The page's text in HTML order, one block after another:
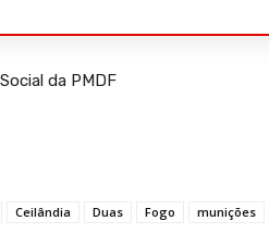
da PMDF
Ceilândia Duas Fogo munições